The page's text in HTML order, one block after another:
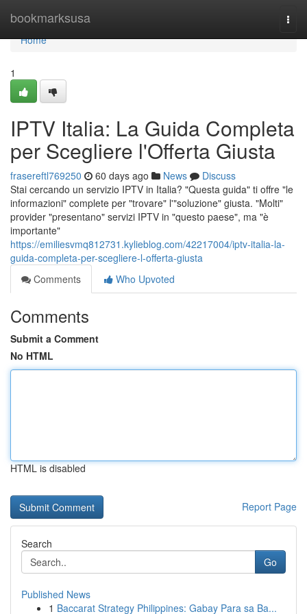
bookmarksusa
Home
Home
1
IPTV Italia: La Guida Completa
per Scegliere l'Offerta Giusta
frasereftl769250 60 days ago News
Discuss
Stai cercando un servizio IPTV in Italia? "Questa guida" ti offre "le
informazioni" complete per "trovare" l'"soluzione" giusta. "Molti"
provider "presentano" servizi IPTV in "questo paese", ma "è
importante"
https://emiliesvmq812731.kylieblog.com/42217004/iptv-italia-la-
guida-completa-per-scegliere-l-offerta-giusta
Comments
Who Upvoted
Comments
Submit a Comment
No HTML
HTML is disabled
Report Page
Search
Go
Published News
1 Baccarat Strategy Philippines: Gabay Para sa Ba...